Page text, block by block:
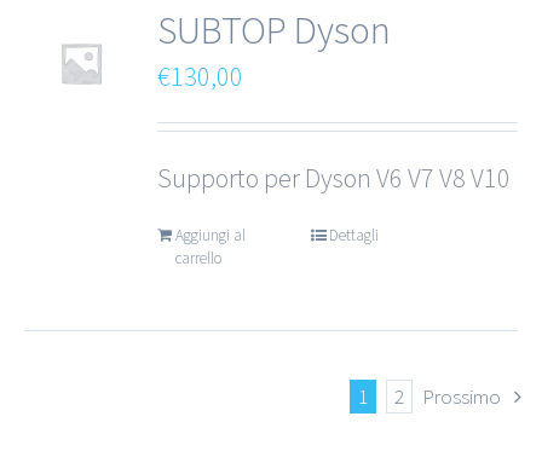
SUBTOP Dyson
€130,00
Supporto per Dyson V6 V7 V8 V10
Aggiungi al
carrello
Dettagli
1 2 Prossimo